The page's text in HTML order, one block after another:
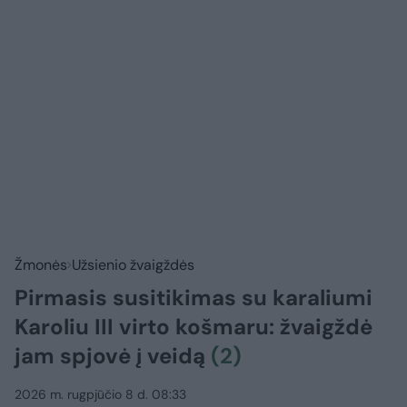
Žmonės Užsienio žvaigždės
Pirmasis susitikimas su karaliumi
Karoliu III virto košmaru: žvaigždė
jam spjovė į veidą (2)
2026 m. rugpjūčio 8 d. 08:33